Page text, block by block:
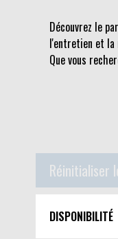
Découvrez le
l'entretien et la
Que vous
Réinitialiser
DISPONIBILITÉ